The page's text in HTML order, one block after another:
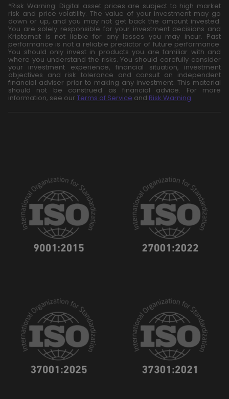
*Risk Warning: Digital asset prices are subject to high market
risk and price volatility. The value of your investment may go
down or up, and you may not get back the amount invested.
You are solely responsible for your investment decisions and
Kriptomat is not liable for any losses you may incur. Past
performance is not a reliable predictor of future performance.
You should only invest in products you are familiar with and
where you understand the risks. You should carefully consider
your investment experience, financial situation, investment
objectives and risk tolerance and consult an independent
financial adviser prior to making any investment. This material
should not be construed as financial advice. For more
information, see our Terms of Service and Risk Warning.